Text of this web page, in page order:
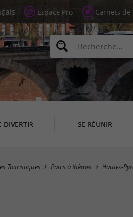
Espace Pro Carnets de
DIVERTIR SE RÉUNIR
Touristiques Parcs à thèmes Hautes-